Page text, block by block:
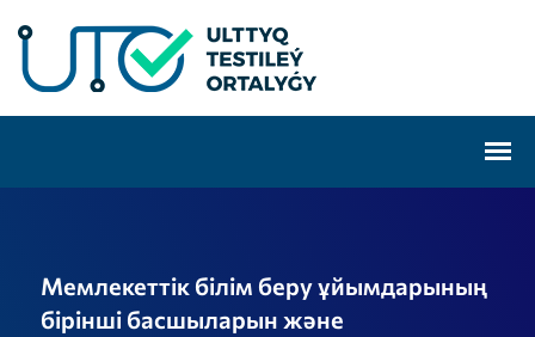
Мемлекеттік білім беру ұйымдарының
бірінші басшыларын және